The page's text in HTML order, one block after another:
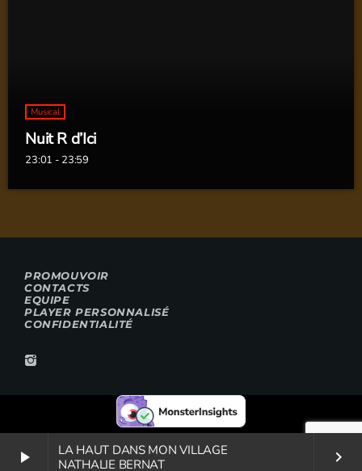
play_arrow
LA HAUT DANS MON VILLAGE
NATHALIE BERNAT
keyboard_arrow_right
Musical
Nuit R d’Ici
23:01 - 23:59
PROMOUVOIR
CONTACTS
EQUIPE
PLAYER PERSONNALISÉ
CONFIDENTIALITÉ